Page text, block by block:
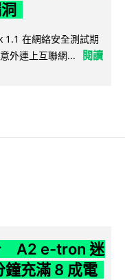
在網絡安全測試期
外連上互聯網...
閱讀
A2 e-tron 迷
充滿 8 成電